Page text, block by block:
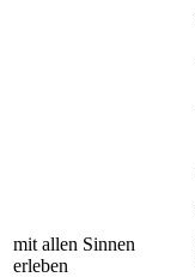
mit allen Sinnen
erleben